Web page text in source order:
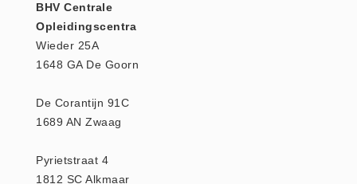
AED binnen - buiten kasten (11)
AED elektroden (18)
AED trainers (14)
BHV Kasten
BHV Kleding
BHV Centrale
Opleidingscentra
Wieder 25A
1648 GA De Goorn
De Corantijn 91C
1689 AN Zwaag
Pyrietstraat 4
1812 SC Alkmaar